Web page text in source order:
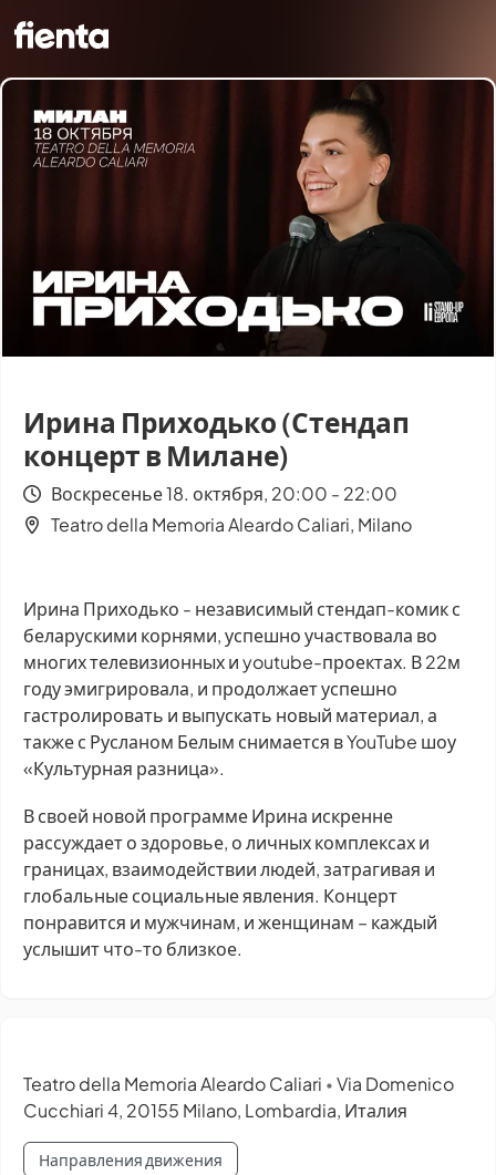
Ирина Приходько (Стендап
концерт в Милане)
Воскресенье 18. октября, 20:00 - 22:00
Teatro della Memoria Aleardo Caliari, Milano
Ирина Приходько - независимый стендап-комик с
беларускими корнями, успешно участвовала во
многих телевизионных и youtube-проектах. В 22м
году эмигрировала, и продолжает успешно
гастролировать и выпускать новый материал, а
также с Русланом Белым снимается в YouTube шоу
«Культурная разница».
В своей новой программе Ирина искренне
рассуждает о здоровье, о личных комплексах и
границах, взаимодействии людей, затрагивая и
глобальные социальные явления. Концерт
понравится и мужчинам, и женщинам – каждый
услышит что-то близкое.
Teatro della Memoria Aleardo Caliari • Via Domenico
Cucchiari 4, 20155 Milano, Lombardia, Италия
Направления движения